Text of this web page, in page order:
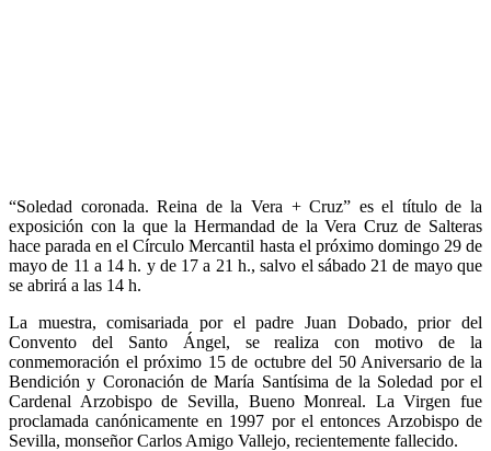
“Soledad coronada. Reina de la Vera + Cruz” es el título de la
exposición con la que la Hermandad de la Vera Cruz de Salteras
hace parada en el Círculo Mercantil hasta el próximo domingo 29 de
mayo de 11 a 14 h. y de 17 a 21 h., salvo el sábado 21 de mayo que
se abrirá a las 14 h.
La muestra, comisariada por el padre Juan Dobado, prior del
Convento del Santo Ángel, se realiza con motivo de la
conmemoración el próximo 15 de octubre del 50 Aniversario de la
Bendición y Coronación de María Santísima de la Soledad por el
Cardenal Arzobispo de Sevilla, Bueno Monreal. La Virgen fue
proclamada canónicamente en 1997 por el entonces Arzobispo de
Sevilla, monseñor Carlos Amigo Vallejo, recientemente fallecido.